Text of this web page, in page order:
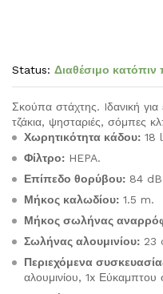
Status: Διαθέσιμο κατόπιν
Σκούπα στάχτης. Iδανική
τζάκια, ψησταριές, σόμπες
Χωρητικότητα κάδου: 18
Φίλτρο: HEPA.
Επίπεδο θορύβου: 84
Μήκος καλωδίου: 1.5 m.
Μήκος σωλήνας
Σωλήνας αλουμινίου: 23
Περιεχόμενα
αλουμινίου, 1x